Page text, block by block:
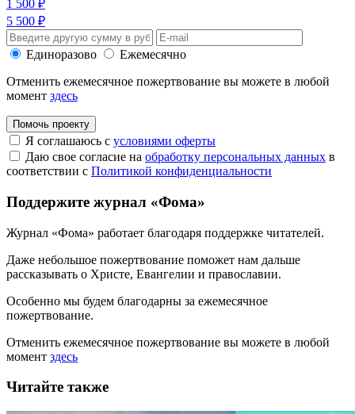
1 500 ₽
5 500 ₽
Единоразово
Ежемесячно
Отменить ежемесячное пожертвование вы можете в любой
момент здесь
Помочь проекту
Я соглашаюсь с условиями оферты
Даю свое согласие на обработку персональных данных в
соответствии с Политикой конфиденциальности
Поддержите журнал «Фома»
Журнал «Фома» работает благодаря поддержке читателей.
Даже небольшое пожертвование поможет нам дальше
рассказывать о Христе, Евангелии и православии.
Особенно мы будем благодарны за ежемесячное
пожертвование.
Отменить ежемесячное пожертвование вы можете в любой
момент здесь
Читайте также